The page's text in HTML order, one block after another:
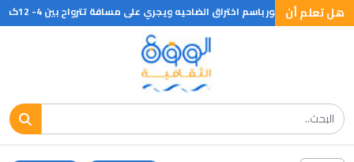
هل تعلم أن
ويجري على مسافة تترواح بين 4- 12كم ويلتزم المتسابقون بعبور بعض الموانع الطبيعية مثل الجداول المائية والمنحدرات والصخور